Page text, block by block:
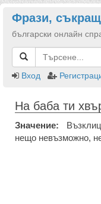
Фрази,
български онлайн
Вход
На баба ти
Значение:
нещо невъзможно,